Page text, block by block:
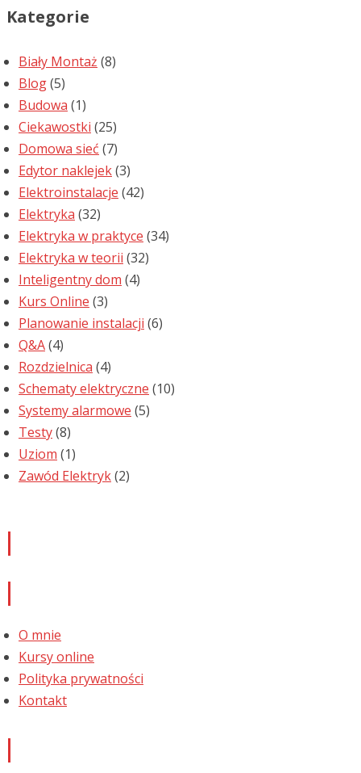
Kategorie
Biały Montaż (8)
Blog(5)
Budowa (1)
Ciekawostki (25)
Domowa sieć (7)
Edytor naklejek(3)
Elektroinstalacje (42)
Elektryka (32)
Elektryka w praktyce (34)
Elektryka w teorii (32)
Inteligentny dom (4)
Kurs Online (3)
Planowanie instalacji (6)
Q&A(4)
Rozdzielnica (4)
Schematy elektryczne (10)
Systemy alarmowe (5)
Testy(8)
Uziom (1)
Zawód Elektryk(2)
O mnie
Kursy online
Polityka prywatności
Kontakt